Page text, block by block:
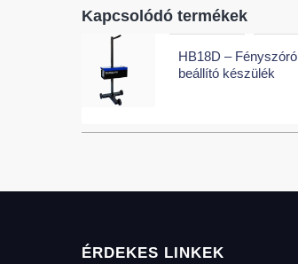
Kapcsolódó termékek
HB18D – Fényszóró
beállító készülék
ÉRDEKES LINKEK